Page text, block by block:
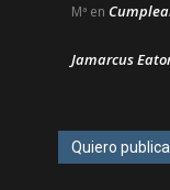
Mª en
Jamarcus
Quiero